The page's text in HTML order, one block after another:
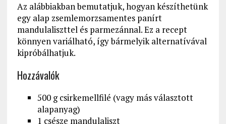
Az alábbiakban bemutatjuk, hogyan készíthetünk
egy alap zsemlemorzsamentes panírt
mandulaliszttel és parmezánnal. Ez a recept
könnyen variálható, így bármelyik alternatívával
kipróbálhatjuk.
Hozzávalók
500 g csirkemellfilé (vagy más választott
alapanyag)
1 csésze mandulaliszt